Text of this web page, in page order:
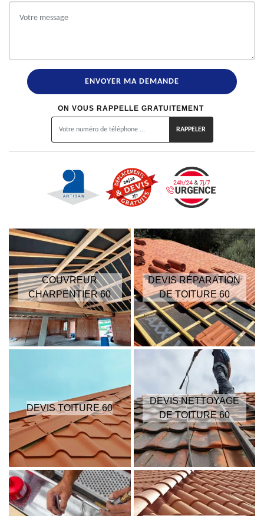
ON VOUS RAPPELLE GRATUITEMENT
COUVREUR
CHARPENTIER 60
DEVIS RÉPARATION
DE TOITURE 60
DEVIS TOITURE 60
DEVIS NETTOYAGE
DE TOITURE 60